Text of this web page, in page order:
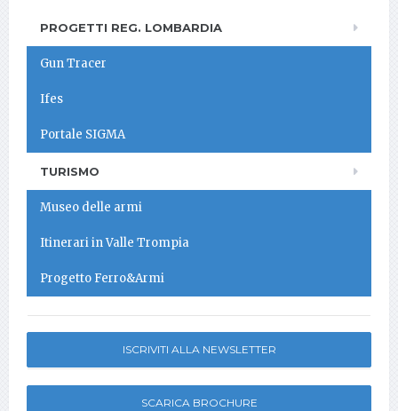
PROGETTI REG. LOMBARDIA
Gun Tracer
Ifes
Portale SIGMA
TURISMO
Museo delle armi
Itinerari in Valle Trompia
Progetto Ferro&Armi
ISCRIVITI ALLA NEWSLETTER
SCARICA BROCHURE